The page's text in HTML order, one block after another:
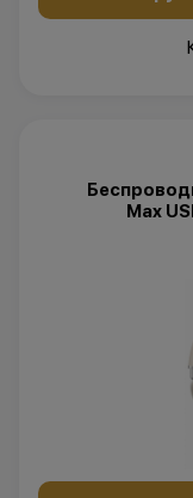
Max